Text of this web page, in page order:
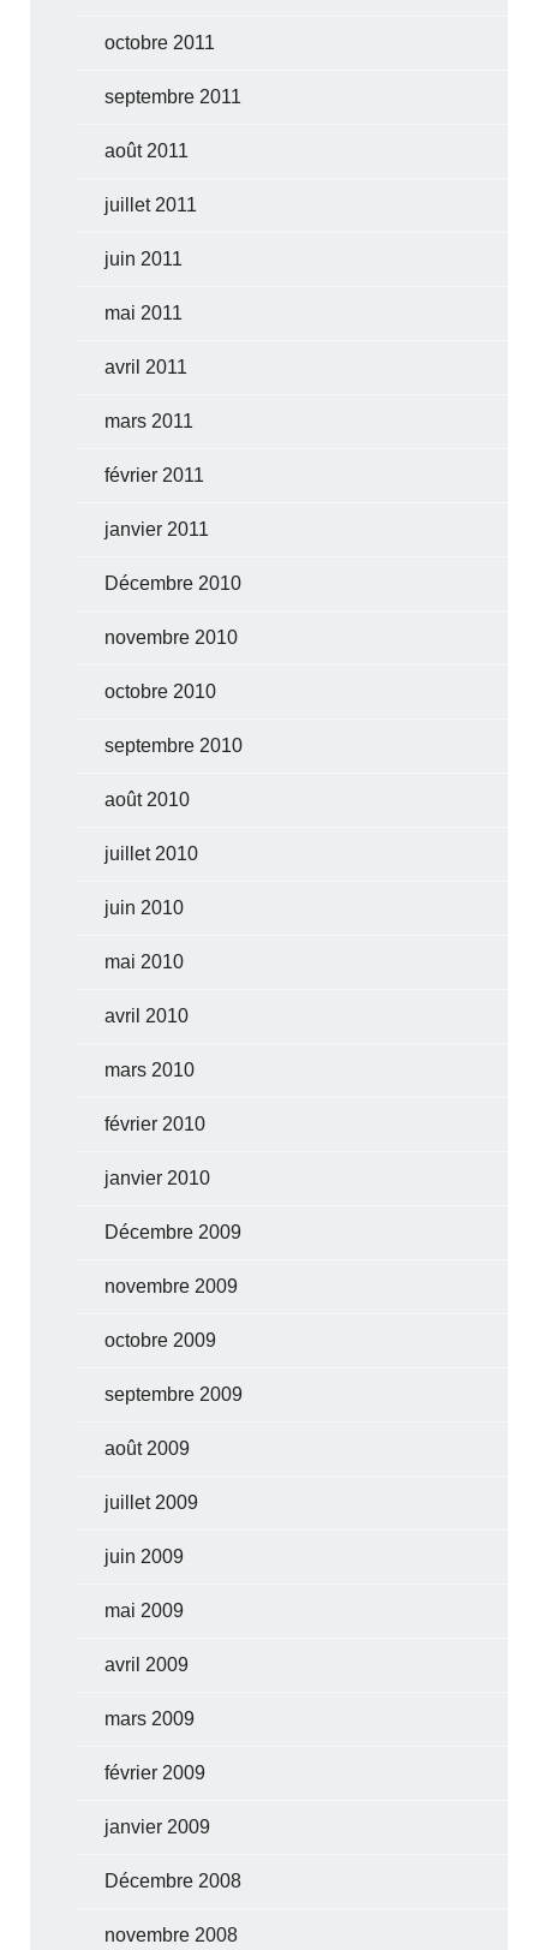
octobre 2011
septembre 2011
août 2011
juillet 2011
juin 2011
mai 2011
avril 2011
mars 2011
février 2011
janvier 2011
Décembre 2010
novembre 2010
octobre 2010
septembre 2010
août 2010
juillet 2010
juin 2010
mai 2010
avril 2010
mars 2010
février 2010
janvier 2010
Décembre 2009
novembre 2009
octobre 2009
septembre 2009
août 2009
juillet 2009
juin 2009
mai 2009
avril 2009
mars 2009
février 2009
janvier 2009
Décembre 2008
novembre 2008